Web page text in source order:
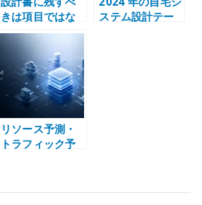
きは項目ではな
く判断である –
粒度、理由、実
体をつなぐ文書
設計
ステム設計テー
リソース予測・
トラフィック予